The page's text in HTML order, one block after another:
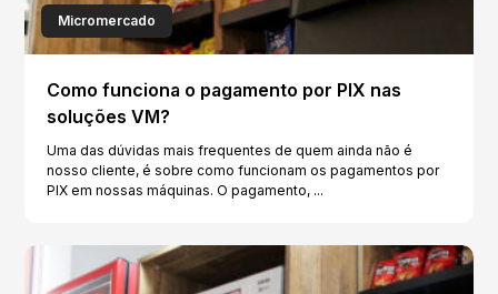
Micromercado
Como funciona o pagamento por PIX nas
soluções VM?
Uma das dúvidas mais frequentes de quem ainda não é
nosso cliente, é sobre como funcionam os pagamentos por
PIX em nossas máquinas. O pagamento, ...